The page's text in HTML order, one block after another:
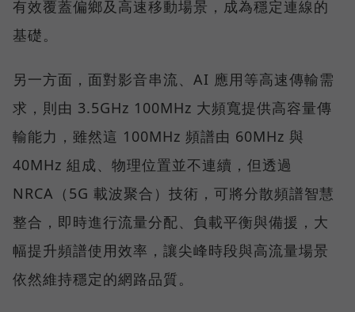
有效覆蓋偏鄉及高速移動場景，成為穩定連線的
基礎。
另一方面，面對影音串流、AI 應用等高速傳輸需
求，則由 3.5GHz 100MHz 大頻寬提供高容量傳
輸能力，雖然這 100MHz 頻譜由 60MHz 與
40MHz 組成、物理位置並不連續，但透過
NRCA（5G 載波聚合）技術，可將分散頻譜智慧
整合，即時進行流量分配、負載平衡與備援，大
幅提升頻譜使用效率，讓尖峰時段與高流量場景
依然維持穩定的網路品質。